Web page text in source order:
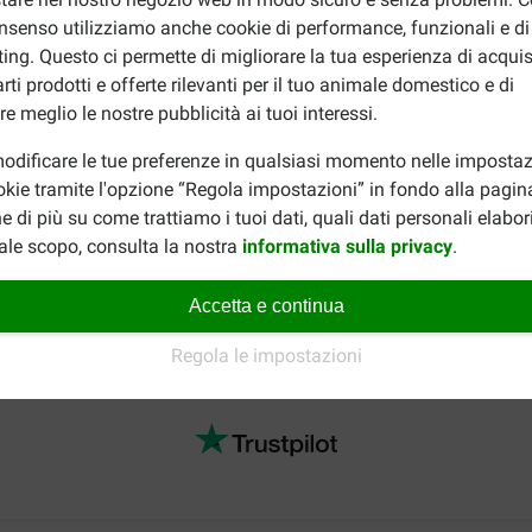
utilizziamo anche cookie di performance, funzionali e di
Questo ci permette di migliorare la tua esperienza di
prodotti e offerte rilevanti per il tuo animale domestico e di
meglio le nostre pubblicità ai tuoi interessi.
le tue preferenze in qualsiasi momento nelle
tramite l'opzione “Regola impostazioni” in fondo alla
di più su come trattiamo i tuoi dati, quali dati personali
scopo, consulta la nostra informativa sulla privacy.
Accetta e continua
Regola le impostazioni
85
100
140
170
bene la confezione. La data di scadenza si trova sulla
un alimento per cani di taglia media? Prova allora
Hill's